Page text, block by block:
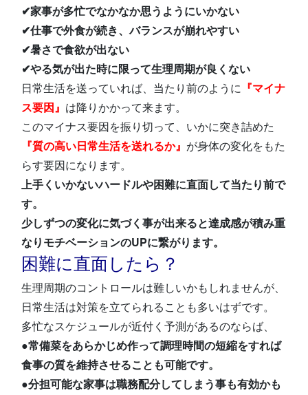
✔家事が多忙でなかなか思うようにいかない
✔仕事で外食が続き、バランスが崩れやすい
✔暑さで食欲が出ない
✔やる気が出た時に限って生理周期が良くない
日常生活を送っていれば、当たり前のように 『マイナ
ス要因』 は降りかかって来ます。
このマイナス要因を振り切って、いかに突き詰めた
『質の高い日常生活を送れるか』 が身体の変化をもた
らす要因になります。
上手くいかないハードルや困難に直面して当たり前で
す。
少しずつの変化に気づく事が出来ると達成感が積み重
なりモチベーションのUPに繋がります。
困難に直面したら？
生理周期のコントロールは難しいかもしれませんが、
日常生活は対策を立てられることも多いはずです。
多忙なスケジュールが近付く予測があるのならば、
●常備菜をあらかじめ作って調理時間の短縮をすれば
食事の質を維持させることも可能です。
●分担可能な家事は職務配分してしまう事も有効かも